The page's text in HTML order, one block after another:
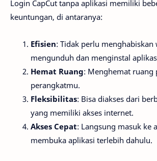
Login CapCut tanpa aplikasi memiliki
keuntungan, di antaranya:
Efisien: Tidak perlu
mengunduh dan menginstal
Hemat Ruang: Menghemat ruang
perangkatmu.
Fleksibilitas: Bisa diakses dari
yang memiliki akses internet.
Akses Cepat: Langsung masuk ke
membuka aplikasi terlebih dahulu.